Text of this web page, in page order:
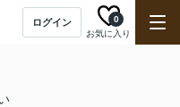
ログイン
お気に入り
0